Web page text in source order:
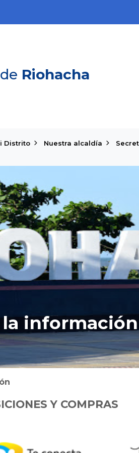
Riohacha
Distrito Nuestra alcaldía
la información
Y COMPRAS